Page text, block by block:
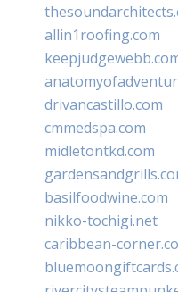
allin1roofing.com
drivancastillo.com
cmmedspa.com
midletontkd.com
basilfoodwine.com
nikko-tochigi.net
caribbean-